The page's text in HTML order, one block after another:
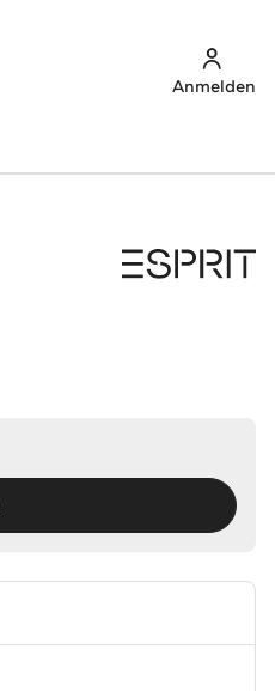
Anmelden